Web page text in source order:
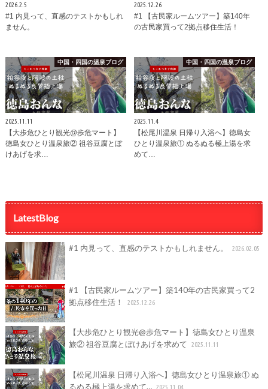
2026.2.5
#1 内見って、直感のテストかもしれ
ません。
2025.12.26
#1 【古民家ルームツアー】築140年
の古民家買って2拠点移住生活！
中国・四国の温泉ブログ
2025.11.11
【大歩危ひとり観光@歩危マート】
徳島女ひとり温泉旅② 祖谷豆腐とぼ
けあげを求…
中国・四国の温泉ブログ
2025.11.4
【松尾川温泉 日帰り入浴へ】徳島女
ひとり温泉旅① ぬるぬる極上湯を求
めて…
LatestBlog
#1 内見って、直感のテストかもしれません。 2026.02.05
#1 【古民家ルームツアー】築140年の古民家買って2
拠点移住生活！
2025.12.26
【大歩危ひとり観光@歩危マート】徳島女ひとり温泉
旅② 祖谷豆腐とぼけあげを求めて
2025.11.11
【松尾川温泉 日帰り入浴へ】徳島女ひとり温泉旅① ぬ
るぬる極上湯を求めて… 2025.11.04